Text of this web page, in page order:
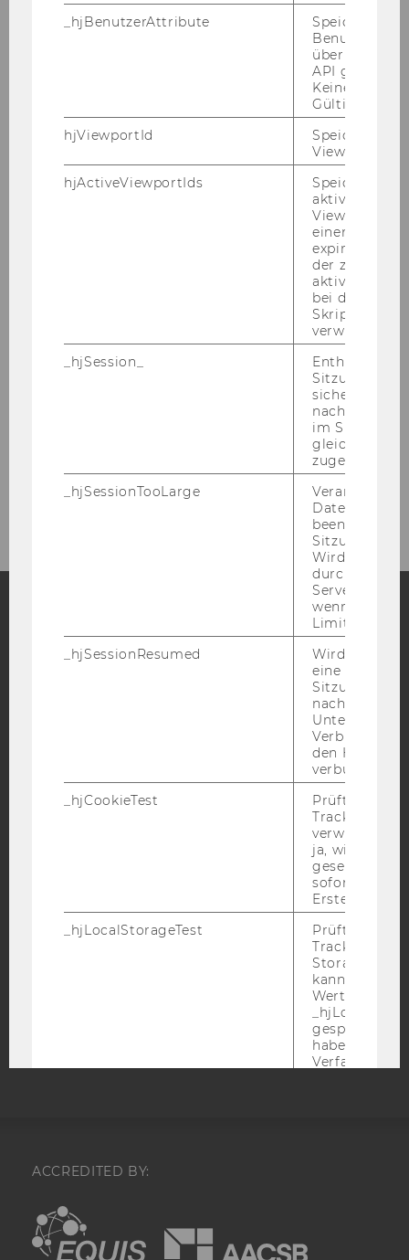
Pu­blic Pre-​Conference Work­
shop
Piotr Paradowski
If you have any ques­ti­ons re­gar­ding this con­fe­
rence, plea­se con­tactineq@wu.ac.at.
FacebookInstagramBlog
Bluesky
BARRIEREFREIHEITSERKLÄRUNG WEBSEITE
DATENSCHUTZERKLÄRUNG SOCIAL MEDIA
DATENSCHUTZERKLÄRUNG
STUDIENBEWERBER*INNEN UND STUDIERENDE
Barrierefreiheitserklärung
ACCREDITED BY:
EQUIS
_hjBenutzerAttribute
Speichert
über die
API gesendet
Keine
hjViewportId
Speichert
Viewport-
hjActiveViewportIds
Speichert die
aktiven
Viewports.
einen
der zur
aktiver
bei der
verwendet
_hjSession_
Enthält die
sicher, dass
im
gleichen
zugeordnet
_hjSessionTooLarge
Veranlasst
beenden,
Sitzung zu
Wird
durch ein
Servers
wenn die
Limit
_hjSessionResumed
Wird gesetzt,
eine
Sitzung/
nach einer
Verbindung
den Hotjar-
verbunden
_hjCookieTest
Prüft, ob der
Tracking
verwenden
ja, wird ein
gesetzt. Wird
sofort nach
Erstellung
_hjLocalStorageTest
Prüft, ob der
Tracking
Storage
kann. Wenn
Wert 1
haben keine
Verfallszeit,
_hjIncludedInPageviewSample